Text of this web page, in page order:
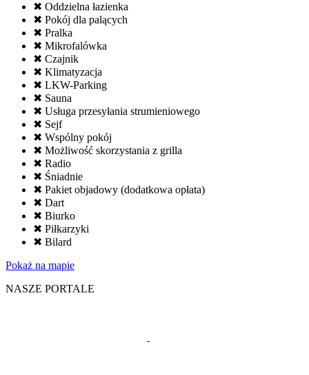
✖ Oddzielna łazienka
✖ Pokój dla palących
✖ Pralka
✖ Mikrofalówka
✖ Czajnik
✖ Klimatyzacja
✖ LKW-Parking
✖ Sauna
✖ Usługa przesyłania strumieniowego
✖ Sejf
✖ Wspólny pokój
✖ Możliwość skorzystania z grilla
✖ Radio
✖ Śniadnie
✖ Pakiet objadowy (dodatkowa opłata)
✖ Dart
✖ Biurko
✖ Piłkarzyki
✖ Bilard
Pokaż na mapie
NASZE PORTALE